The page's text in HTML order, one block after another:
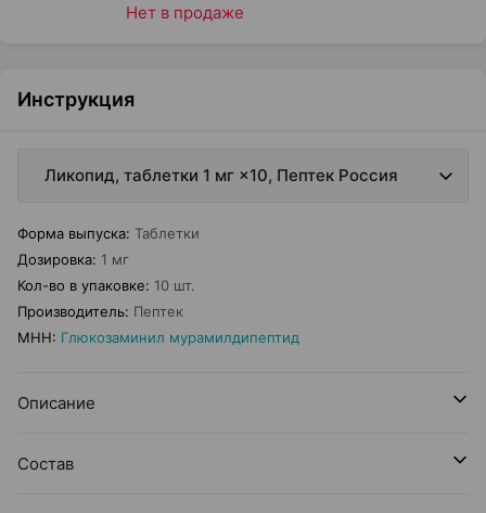
Нет в продаже
Инструкция
Ликопид, таблетки 1 мг ×10, Пептек Россия
Форма выпуска: Таблетки
Дозировка: 1 мг
Кол-во в упаковке: 10 шт.
Производитель: Пептек
МНН: Глюкозаминил мурамилдипептид
Описание
Состав